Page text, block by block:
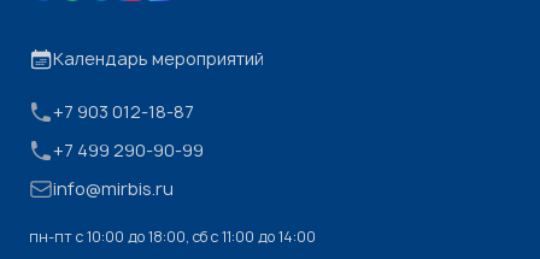
Календарь мероприятий
+7 903 012-18-87
+7 499 290-90-99
info@mirbis.ru
пн-пт с 10:00 до 18:00, cб с 11:00 до 14:00